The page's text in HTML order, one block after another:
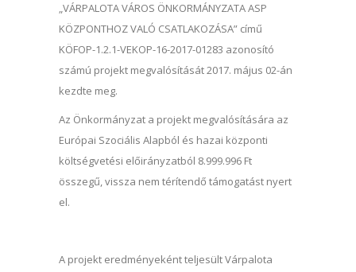
„VÁRPALOTA VÁROS ÖNKORMÁNYZATA ASP
KÖZPONTHOZ VALÓ CSATLAKOZÁSA” című
KÖFOP-1.2.1-VEKOP-16-2017-01283 azonosító
számú projekt megvalósítását 2017. május 02-án
kezdte meg.
Az Önkormányzat a projekt megvalósítására az
Európai Szociális Alapból és hazai központi
költségvetési előirányzatból 8.999.996 Ft
összegű, vissza nem térítendő támogatást nyert
el.
A projekt eredményeként teljesült Várpalota